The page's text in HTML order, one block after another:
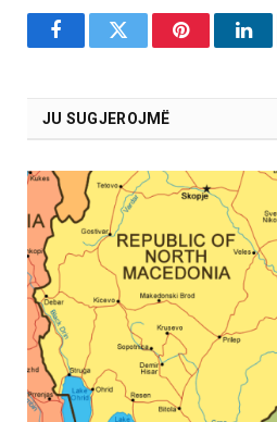
FacebookTwitter Pinterest
JU SUGJEROJMË